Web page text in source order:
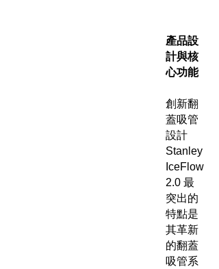
產品設
計與核
心功能
創新翻
蓋吸管
設計
Stanley
IceFlow
2.0 最
突出的
特點是
其革新
的翻蓋
吸管系